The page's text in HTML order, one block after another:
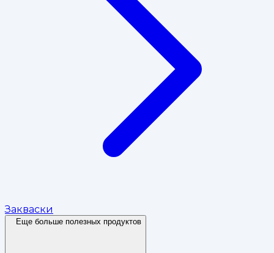
Закваски
Еще больше полезных продуктов